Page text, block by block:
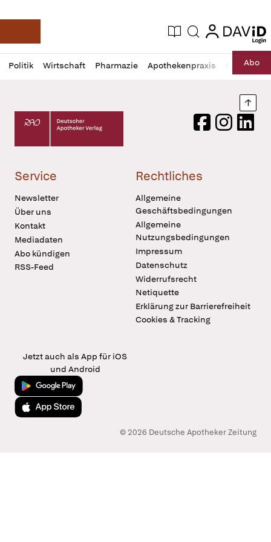
Deutsche Apotheker Zeitung
Aktuelle Ausgabe
Suche login
login
Politik Wirtschaft Pharmazie Apothekenpraxis RechtAbo
Profil
öffnen
Daz
Pur
Deutscher Apotheker Verlag Logo
FacebookInstagram
Service
Newsletter
Über uns
Kontakt
Mediadaten
Abo kündigen
RSS-Feed
Rechtliches
Allgemeine
Geschäftsbedingungen
Allgemeine
Nutzungsbedingungen
Impressum
Datenschutz
Widerrufsrecht
Netiquette
Erklärung zur Barrierefreiheit
Cookies & Tracking
Jetzt auch als App für iOS
und Android
Jetzt bei Google Play
Laden im App Store
© 2026 Deutsche Apotheker Zeitung